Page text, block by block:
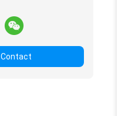
Contact